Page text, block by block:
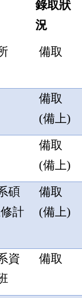
錄取狀
況
備取
備取
(備上)
備取
(備上)
碩
計
備取
(備上)
資
備取